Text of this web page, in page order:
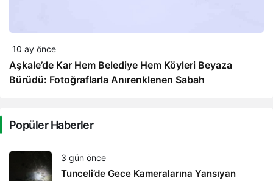
10 ay önce
Aşkale’de Kar Hem Belediye Hem Köyleri Beyaza
Bürüdü: Fotoğraflarla Anırenklenen Sabah
Popüler Haberler
3 gün önce
Tunceli’de Gece Kameralarına Yansıyan